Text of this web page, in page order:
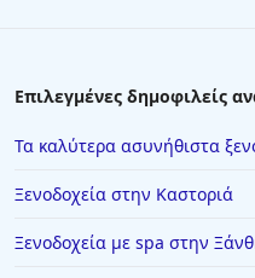
Ξενοδοχεία στο Παρίσι
Ξενοδοχεία στην
Ξενοδοχεία στην Ικαρία
Επιλεγμένες δημοφιλείς
Τα καλύτερα ασυνήθιστα
Ξενοδοχεία στην Καστοριά
Ξενοδοχεία με spa στην